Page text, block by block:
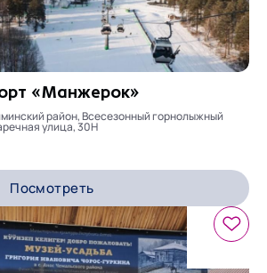
«Манжерок»
район, Всесезонный горнолыжный
улица, 30Н
Посмотреть